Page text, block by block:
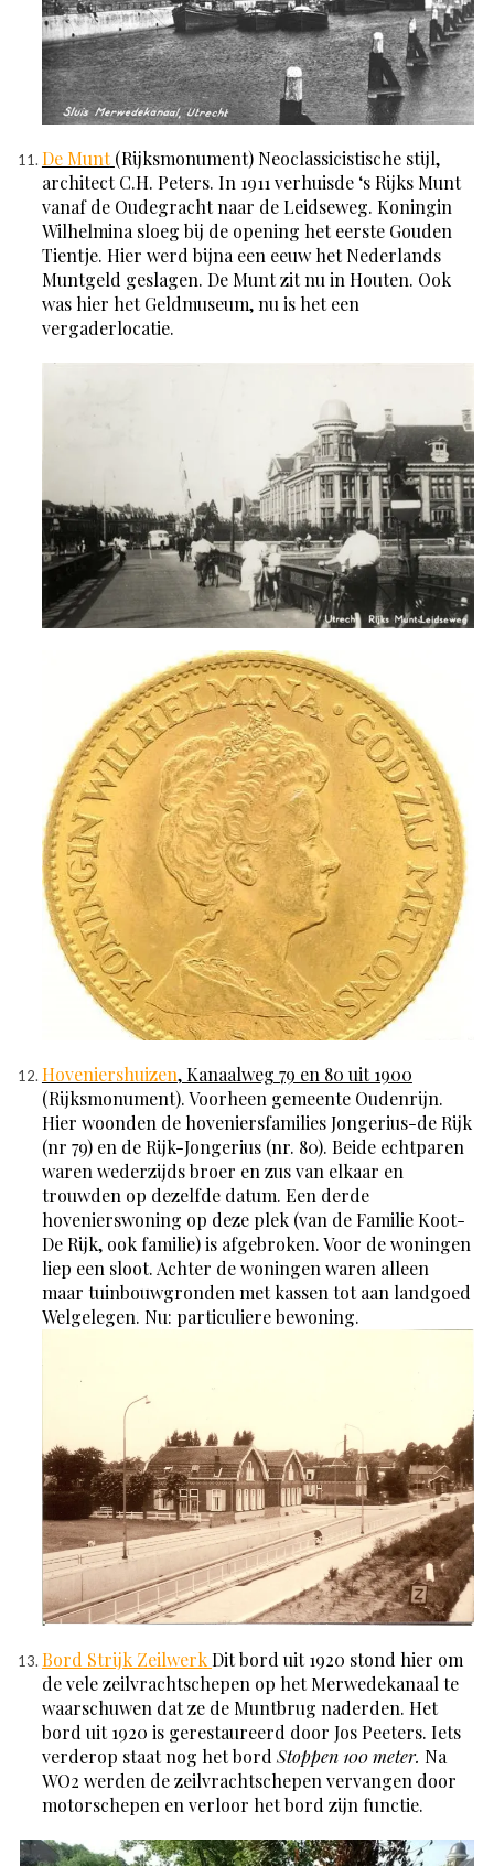
De Munt (Rijksmonument) Neoclassicistische stijl,
architect C.H. Peters. In 1911 verhuisde ‘s Rijks Munt
vanaf de Oudegracht naar de Leidseweg. Koningin
Wilhelmina sloeg bij de opening het eerste Gouden
Tientje. Hier werd bijna een eeuw het Nederlands
Muntgeld geslagen. De Munt zit nu in Houten. Ook
was hier het Geldmuseum, nu is het een
vergaderlocatie.
Hoveniershuizen, Kanaalweg 79 en 80 uit 1900
(Rijksmonument). Voorheen gemeente Oudenrijn.
Hier woonden de hoveniersfamilies Jongerius-de Rijk
(nr 79) en de Rijk-Jongerius (nr. 80). Beide echtparen
waren wederzijds broer en zus van elkaar en
trouwden op dezelfde datum. Een derde
hovenierswoning op deze plek (van de Familie Koot-
De Rijk, ook familie) is afgebroken. Voor de woningen
liep een sloot. Achter de woningen waren alleen
maar tuinbouwgronden met kassen tot aan landgoed
Welgelegen. Nu: particuliere bewoning.
Bord Strijk ZeilwerkDit bord uit 1920 stond hier om
de vele zeilvrachtschepen op het Merwedekanaal te
waarschuwen dat ze de Muntbrug naderden. Het
bord uit 1920 is gerestaureerd door Jos Peeters. Iets
verderop staat nog het bord Stoppen 100 meter. Na
WO2 werden de zeilvrachtschepen vervangen door
motorschepen en verloor het bord zijn functie.